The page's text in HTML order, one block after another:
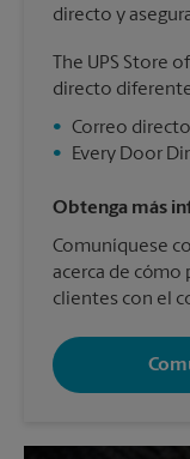
directo y
The UPS Store
directo
• Correo
•
Every Door
Obtenga más
Comuníquese
acerca de cómo
clientes con el